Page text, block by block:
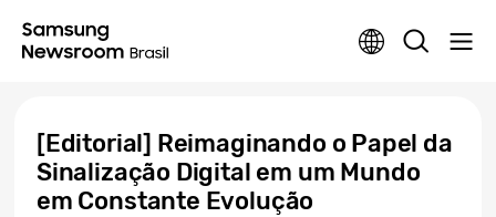
[Editorial] Reimaginando o Papel da
Sinalização Digital em um Mundo
em Constante Evolução